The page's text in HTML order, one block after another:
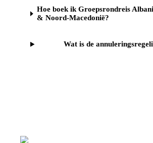
Hoe boek ik Groepsrondreis
& Noord-Macedonië?
Wat is de